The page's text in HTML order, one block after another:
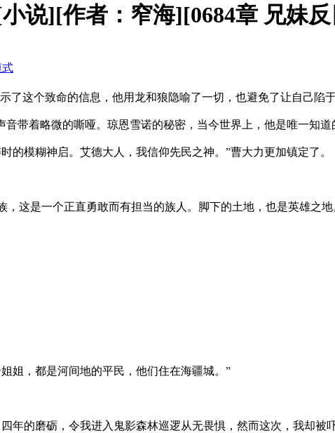
小说][作者：窄海][0684章 兄妹
式
这个致命的信息，他用龙和狼隐喻了一切，也避免了让自己陷
带着略微的嘶哑。琼恩雪诺的秘密，当今世界上，他是唯一知道
模糊神启。艾德大人，我信仰先民之神。”曹大力更加镇定了。
这是一个正直勇敢而有担当的族人。脚下的土地，也是英雄之地
姐，都是河间地的平民，他们住在海疆城。”
年的磨砺，令我进入鬼影森林巡逻从无畏惧，然而这次，我却被